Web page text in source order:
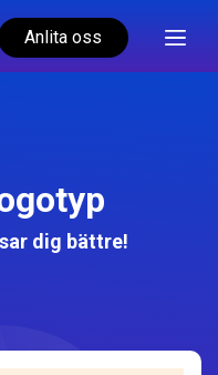
Anlita oss
dig bättre!